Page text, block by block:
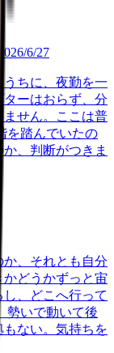
2026/6/27
ちに、夜勤を一
ーはおらず、分
せん。ここは普
を踏んでいたの
、判断がつきま
、それとも自分
どうかずっと宙
、どこへ行って
勢いで動いて後
ない。気持ちを